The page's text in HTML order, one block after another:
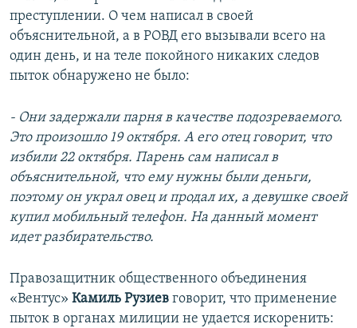
преступлении. О чем написал в своей
объяснительной, а в РОВД его вызывали всего на
один день, и на теле покойного никаких следов
пыток обнаружено не было:
- Они задержали парня в качестве подозреваемого.
Это произошло 19 октября. А его отец говорит, что
избили 22 октября. Парень сам написал в
объяснительной, что ему нужны были деньги,
поэтому он украл овец и продал их, а девушке своей
купил мобильный телефон. На данный момент
идет разбирательство.
Правозащитник общественного объединения
«Вентус» Камиль Рузиев говорит, что применение
пыток в органах милиции не удается искоренить: